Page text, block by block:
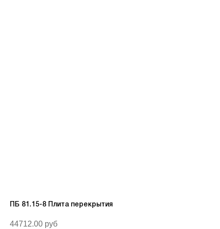
ПБ 81.15-8 Плита перекрытия
44712.00 руб